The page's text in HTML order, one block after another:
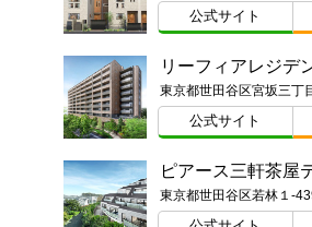
公式サイト
リーフィアレジデ
公式サイト
ピアース三軒茶屋
東京都世田谷区若林１-